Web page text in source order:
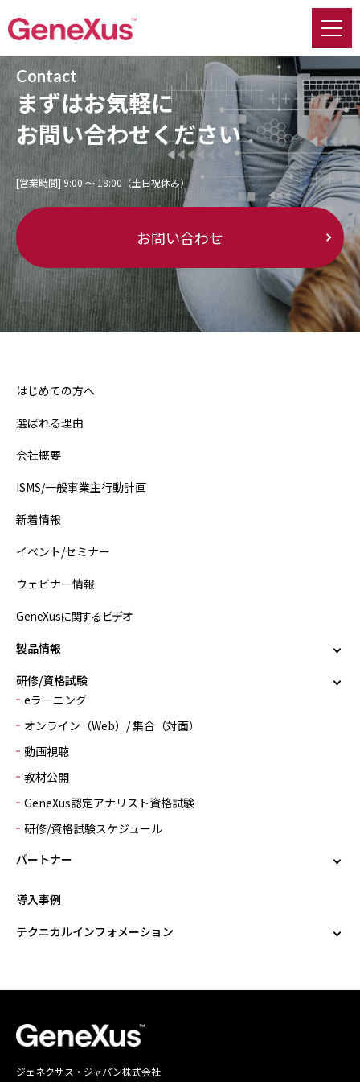
Contact
まずはお気軽に
お問い合わせください
[営業時間] 9:00 〜 18:00（土日祝休み）
お問い合わせ
はじめての方へ
選ばれる理由
会社概要
ISMS/一般事業主行動計画
新着情報
イベント/セミナー
ウェビナー情報
GeneXusに関するビデオ
製品情報
研修/資格試験
eラーニング
オンライン（Web）/ 集合（対面）
動画視聴
教材公開
GeneXus認定アナリスト資格試験
研修/資格試験スケジュール
パートナー
導入事例
テクニカルインフォメーション
ジェネクサス・ジャパン株式会社